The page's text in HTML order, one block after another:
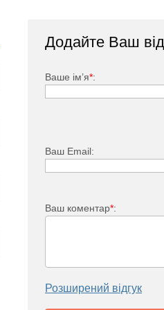
Додайте Ваш
Ваше ім’я*:
Ваш Email:
Ваш коментар*:
Розширений відгук